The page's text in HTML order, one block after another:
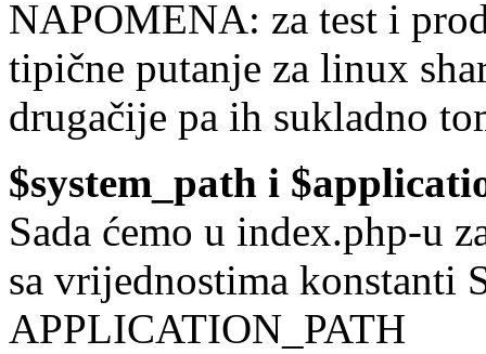
NAPOMENA: za test i
tipične putanje za linux
drugačije pa ih sukladno
$system_path i
Sada ćemo u index.php-u
sa vrijednostima konstanti
APPLICATION_PATH